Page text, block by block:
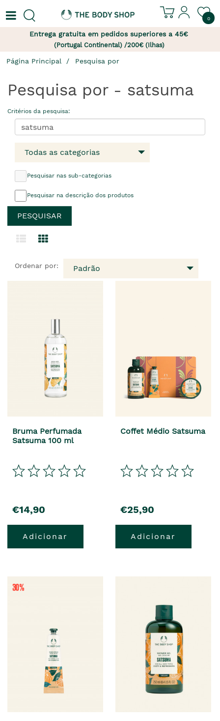
0
Entrega gratuita em pedidos superiores a 45€
(Portugal Continental) /200€ (Ilhas)
Página Principal Pesquisa por
Pesquisa por - satsuma
Critérios da pesquisa:
Todas as categorias
Pesquisar nas sub-categorias
Pesquisar na descrição dos produtos
Ordenar por: Padrão
Bruma Perfumada
Satsuma 100 ml
€14,90
Adicionar
Coffet Médio Satsuma
€25,90
Adicionar